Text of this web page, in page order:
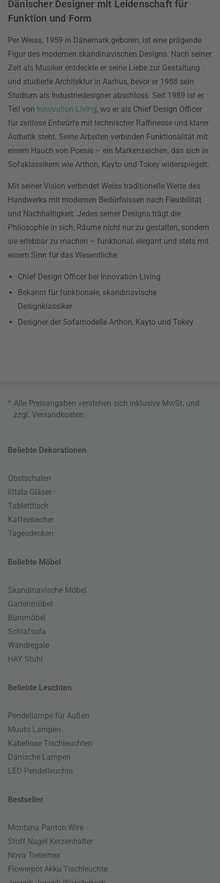
Dänischer Designer mit Leidenschaft für
Funktion und Form
Per Weiss, 1959 in Dänemark geboren, ist eine prägende
Figur des modernen skandinavischen Designs. Nach seiner
Zeit als Musiker entdeckte er seine Liebe zur Gestaltung
und studierte Architektur in Aarhus, bevor er 1988 sein
Studium als Industriedesigner abschloss. Seit 1989 ist er
Teil von Innovation Living, wo er als Chief Design Officer
für zeitlose Entwürfe mit technischer Raffinesse und klarer
Ästhetik steht. Seine Arbeiten verbinden Funktionalität mit
einem Hauch von Poesie – ein Markenzeichen, das sich in
Sofaklassikern wie Arthon, Kayto und Tokey widerspiegelt.
Mit seiner Vision verbindet Weiss traditionelle Werte des
Handwerks mit modernen Bedürfnissen nach Flexibilität
und Nachhaltigkeit. Jedes seiner Designs trägt die
Philosophie in sich, Räume nicht nur zu gestalten, sondern
sie erlebbar zu machen – funktional, elegant und stets mit
einem Sinn für das Wesentliche.
Chief Design Officer bei Innovation Living
Bekannt für funktionale, skandinavische
Designklassiker
Designer der Sofamodelle Arthon, Kayto und Tokey
* Alle Preisangaben verstehen sich inklusive MwSt. und
zzgl. Versandkosten.
Beliebte Dekorationen
Obstschalen
Iittala Gläser
Tabletttisch
Kaffeebecher
Tagesdecken
Beliebte Möbel
Skandinavische Möbel
Gartenmöbel
Büromöbel
Schlafsofa
Wandregale
HAY Stuhl
Beliebte Leuchten
Pendellampe für Außen
Muuto Lampen
Kabellose Tischleuchten
Dänische Lampen
LED Pendelleuchte
Bestseller
Montana Panton Wire
Stoff Nagel Kerzenhalter
Nova Treteimer
Flowerpot Akku Tischleuchte